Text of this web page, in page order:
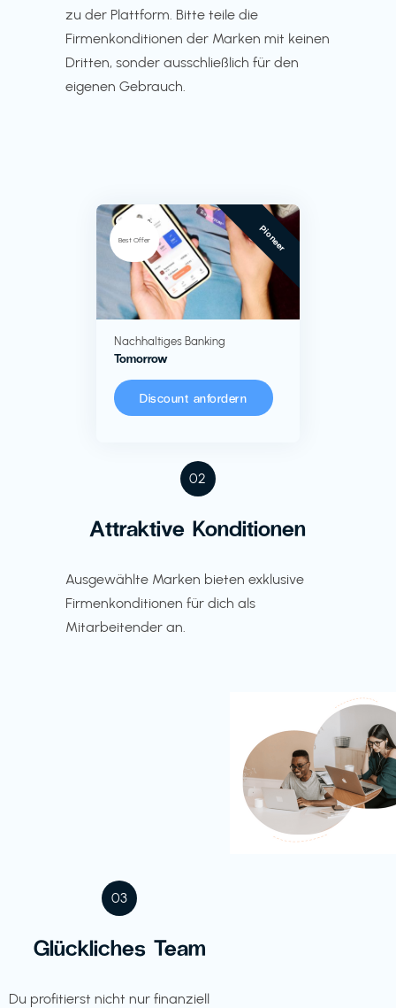
zu der Plattform. Bitte teile die
Firmenkonditionen der Marken mit keinen
Dritten, sonder ausschließlich für den
eigenen Gebrauch.
02
Attraktive Konditionen
Ausgewählte Marken bieten exklusive
Firmenkonditionen für dich als
Mitarbeitender an.
Best Offer Pioneer
Nachhaltiges Banking
Tomorrow
Discount anfordern
03
Glückliches Team
Du profitierst nicht nur finanziell